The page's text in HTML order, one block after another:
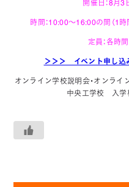
開催日：8月3
時間：10:00～16:00の間（1
定員：各時
＞＞＞ イベント申し込
オンライン学校説明会・オンラ
中央工学校 入学